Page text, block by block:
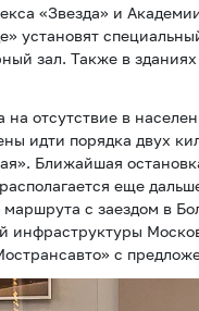
«Звезда» и
установят
зал. Также в зданиях
отсутствие в
идти порядка двух
Ближайшая
еще
с заездом в
инфраструктуры
с